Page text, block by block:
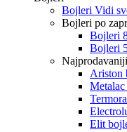
Bojleri Vidi
Bojleri po
Bojleri
Bojleri
Ariston
Elit